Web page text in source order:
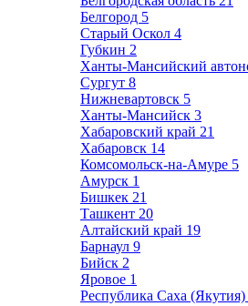
Белгород 5
Старый Оскол 4
Губкин 2
Ханты-Мансийский
Сургут 8
Нижневартовск 5
Ханты-Мансийск 3
Хабаровский край 21
Хабаровск 14
Комсомольск-на-Амуре 5
Амурск 1
Бишкек 21
Ташкент 20
Алтайский край 19
Барнаул 9
Бийск 2
Яровое 1
Республика Саха (Якутия)